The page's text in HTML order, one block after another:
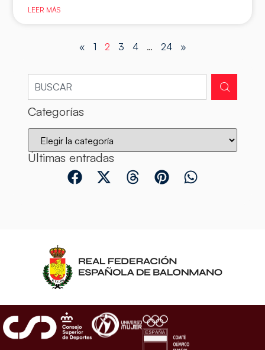
LEER MÁS
« 1 2 3 4 … 24 »
Categorías
Últimas entradas